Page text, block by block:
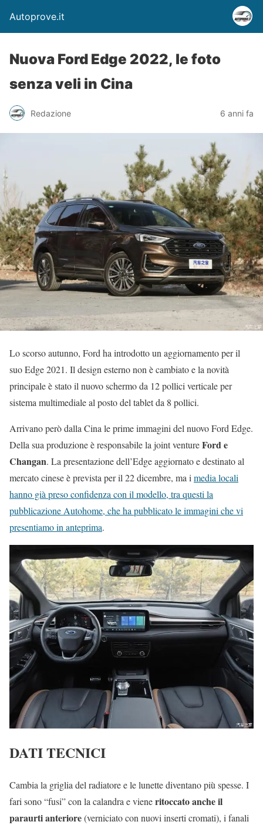
Autoprove.it
Nuova Ford Edge 2022, le foto
senza veli in Cina
Redazione 6 anni fa
Lo scorso autunno, Ford ha introdotto un aggiornamento per il
suo Edge 2021. Il design esterno non è cambiato e la novità
principale è stato il nuovo schermo da 12 pollici verticale per
sistema multimediale al posto del tablet da 8 pollici.
Arrivano però dalla Cina le prime immagini del nuovo Ford Edge.
Della sua produzione è responsabile la joint ventureFord e
Changan. La presentazione dell’Edge aggiornato e destinato al
mercato cinese è prevista per il 22 dicembre, ma i media locali
hanno già preso confidenza con il modello, tra questi la
pubblicazione Autohome, che ha pubblicato le immagini che vi
presentiamo in anteprima.
DATI TECNICI
Cambia la griglia del radiatore e le lunette diventano più spesse. I
fari sono “fusi” con la calandra e vieneritoccato anche il
paraurti anteriore(verniciato con nuovi inserti cromati), i fanali